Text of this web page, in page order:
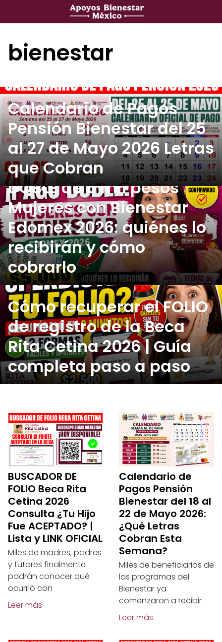
bienestar
Calendario de Pagos
Pensión Bienestar del 25
al 27 de Mayo 2026 Letras
que Cobran
¡Confirmado! PAGO
DOBLE de 5 mil pesos
Mujeres con Bienestar
Edomex 2026: quiénes lo
recibirán y cómo
cobrarlo
Cómo recuperar el FOLIO
de registro de la Beca
Rita Cetina 2026 | Guía
completa paso a paso
BUSCADOR DE
FOLIO Beca Rita
Cetina 2026
Consulta ¿Tu Hijo
Fue ACEPTADO? |
Lista y LINK OFICIAL
Miles de madres, padres
y tutores finalmente
podrán conocer qué
ocurrió con
Leer más
Calendario de
Pagos Pensión
Bienestar del 18 al
22 de Mayo 2026:
¿Qué Letras
Cobran Esta
Semana?
Miles de beneficiarios de
los programas del
Bienestar ya
comenzaron a recibir
Leer más